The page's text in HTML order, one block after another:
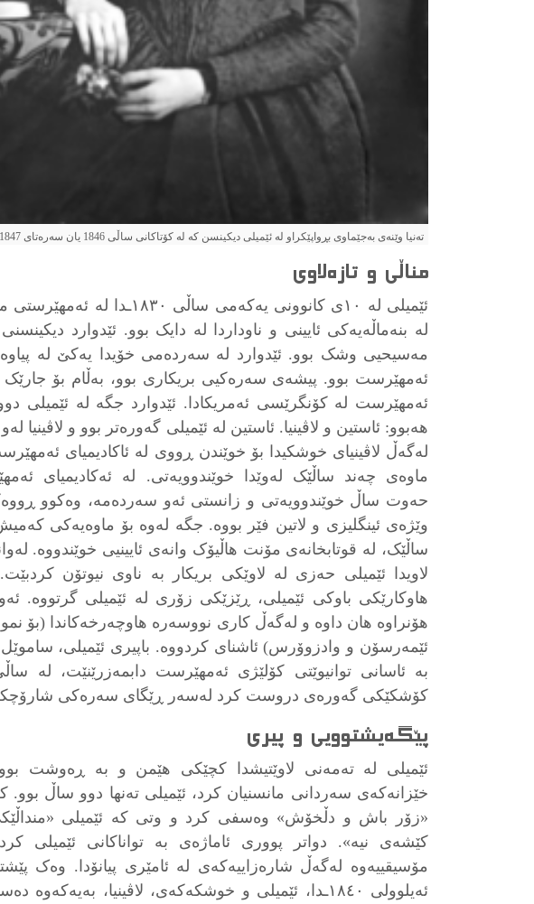
تەنیا وێنەی بەجێماوی بڕواپێکراو لە ئێمیلی دیکینسن کە لە کۆتاکانی ساڵی 1846 یان سەرەتای 1847ـدا گیراوە.
مناڵی و تازەلاوی
ئێمیلی لە ١٠ی کانوونی یەکەمی ساڵی
لە بنەماڵەیەکی ئایینی و ناوداردا لە دایک بوو. ئێدوارد
مەسیحیی وشک بوو. ئێدوارد لە سەردەمی خۆیدا یەکێ لە پیاوە
ئەمھێرست بوو. پیشەی سەرەکیی بریکاری بوو، بەڵام بۆ جارێک
ئەمھێرست لە کۆنگرێسی ئەمریکادا. ئێدوارد جگە لە ئێمیلی
ھەبوو: ئاستین و لاڤینیا. ئاستین لە ئێمیلی گەورەتر بوو و لاڤینیا
لەگەڵ لاڤینیای خوشکیدا بۆ خوێندن ڕووی لە ئاکادیمیای
ماوەی چەند ساڵێک لەوێدا خوێندوویەتی. لە ئەکادیمیای
حەوت ساڵ خوێندوویەتی و زانستی ئەو سەردەمە، وەکوو
وێژەی ئینگلیزی و لاتین فێر بووە. جگە لەوە بۆ ماوەیەکی
ساڵێک، لە قوتابخانەی مۆنت ھاڵیۆک وانەی ئایینیی خوێندووە.
لاویدا ئێمیلی حەزی لە لاوێکی بریکار بە ناوی نیوتۆن
ھاوکارێکی باوکی ئێمیلی، ڕێزێکی زۆری لە ئێمیلی گرتووە.
ھۆنراوە ھان داوە و لەگەڵ کاری نووسەرە ھاوچەرخەکاندا (بۆ
ئێمەرسۆن و وادزوۆرس) ئاشنای کردووە. باپیری ئێمیلی،
کۆشکێکی گەورەی دروست کرد لەسەر ڕێگای سەرەکی
پێگەیشتوویی و پیری
ئێمیلی لە تەمەنی لاوێتیشدا کچێکی ھێمن و بە ڕەوشت بوو.
خێزانەکەی سەردانی مانسنیان کرد، ئێمیلی تەنھا دوو ساڵ
«زۆر باش و دڵخۆش» وەسفی کرد و وتی کە ئێمیلی
کێشەی نیە». دواتر پووری ئاماژەی بە تواناکانی ئێمیلی
ئەیلوولی ١٨٤٠ـدا، ئێمیلی و خوشکەکەی، لاڤینیا، بەیەکەوە